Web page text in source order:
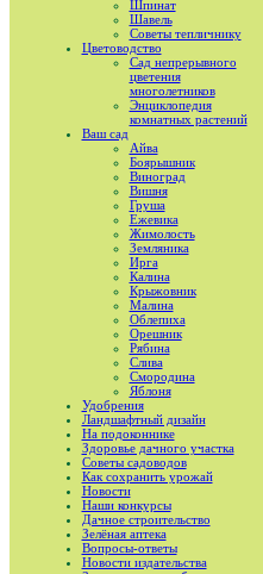
Шпинат
Шавель
Советы тепличнику
Цветоводство
Сад непрерывного
цветения
многолетников
Энциклопедия
комнатных растений
Ваш сад
Айва
Боярышник
Виноград
Вишня
Груша
Ежевика
Жимолость
Земляника
Ирга
Калина
Крыжовник
Малина
Облепиха
Орешник
Рябина
Слива
Смородина
Яблоня
Удобрения
Ландшафтный дизайн
На подоконнике
Здоровье дачного участка
Советы садоводов
Как сохранить урожай
Новости
Наши конкурсы
Дачное строительство
Зелёная аптека
Вопросы-ответы
Новости издательства